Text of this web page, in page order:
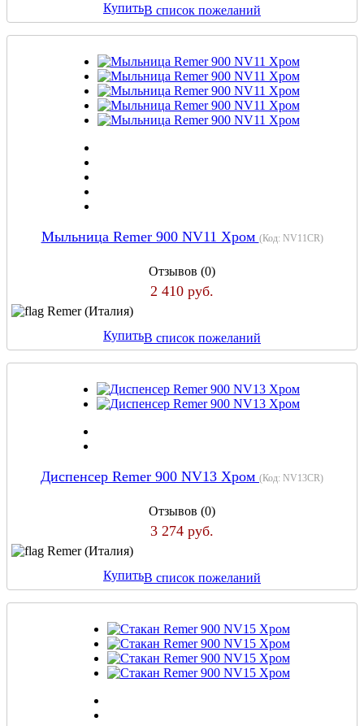
КупитьВ список пожеланий
Мыльница Remer 900 NV11 Хром (Код: NV11CR)
Отзывов (0)
2 410 руб.
Remer (Италия)
КупитьВ список пожеланий
Диспенсер Remer 900 NV13 Хром (Код: NV13CR)
Отзывов (0)
3 274 руб.
Remer (Италия)
КупитьВ список пожеланий